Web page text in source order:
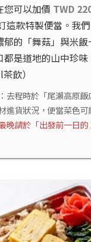
您可以加價 TWD
這款特製便當。我
郁的「舞菇」與米飯
都是道地的山中珍
飲）
去程時於「尾瀨高原飯
進貨狀況，便當菜色可
晚請於「出發前一日的